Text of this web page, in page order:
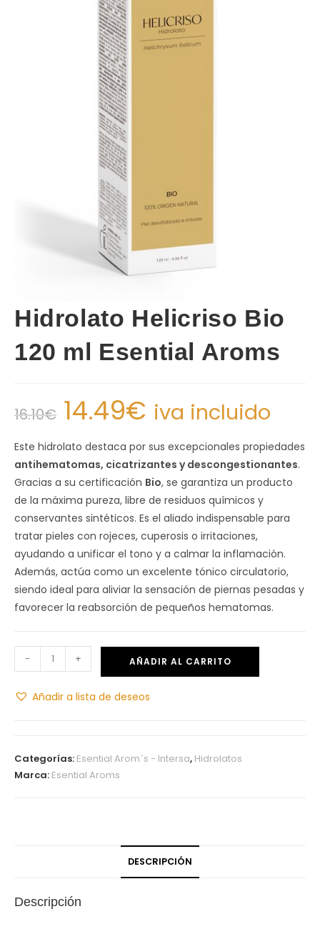
Hidrolato Helicriso Bio
120 ml Esential Aroms
16.10€ 14.49€ iva incluido
Este hidrolato destaca por sus excepcionales propiedades
antihematomas, cicatrizantes y descongestionantes.
Gracias a su certificación Bio, se garantiza un producto
de la máxima pureza, libre de residuos químicos y
conservantes sintéticos. Es el aliado indispensable para
tratar pieles con rojeces, cuperosis o irritaciones,
ayudando a unificar el tono y a calmar la inflamación.
Además, actúa como un excelente tónico circulatorio,
siendo ideal para aliviar la sensación de piernas pesadas y
favorecer la reabsorción de pequeños hematomas.
- + AÑADIR AL CARRITO
Añadir a lista de deseos
Categorías: Esential Arom´s - Intersa, Hidrolatos
Marca: Esential Aroms
DESCRIPCIÓN
Descripción